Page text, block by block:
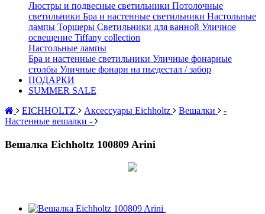
Люстры и подвесные светильники Потолочные
светильники Бра и настенные светильники Настольные
лампы Торшеры Светильники для ванной Уличное
освещение Tiffany collection
Настольные лампы
Бра и настенные светильники Уличные фонарные
столбы Уличные фонари на пьедестал / забор
ПОДАРКИ
SUMMER SALE
EICHHOLTZ
Аксессуары Eichholtz Вешалки
-
Настенные вешалки -
Вешалка Eichholtz 100809 Arini